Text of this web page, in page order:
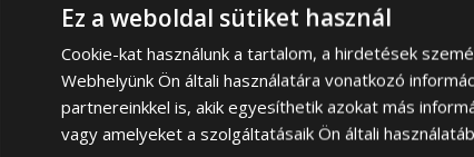
A harmadik megoldás a betonblokkok alkalmazása:
1. Helyezzük el a betonblokkokat a garázs alapvonala mentén. Minimum
2. Nagyobb szerkezet esetén nagyobb számú betonblokk alkalmazását
3. A blokkokat szintezni kell.
4. A garázs közepét ki lehet tölteni ömlesztett anyaggal, úgymint
5. Figyelem cégünk csak összefüggő ( koszorú alap vagy teljes felületű
Ez a weboldal sütiket használ
Cookie-kat használunk a tartalom, a hirdetések
Webhelyünk Ön általi használatára vonatkozó
partnereinkkel is, akik egyesíthetik azokat más
vagy amelyeket a szolgáltatásaik Ön általi